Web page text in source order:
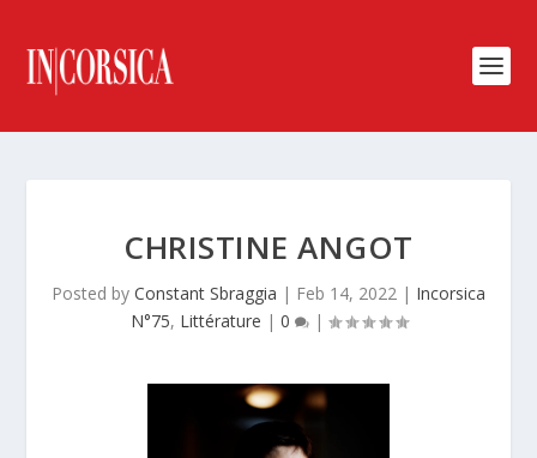
CHRISTINE ANGOT
Posted by Constant Sbraggia | Feb 14, 2022 | Incorsica
N°75, Littérature | 0 |